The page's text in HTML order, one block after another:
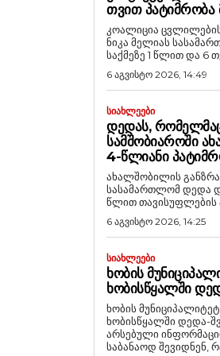
ᲗᲕᲘᲗ ᲞᲐᲢᲘᲛᲠᲝᲑᲐ
კოალიცია
ნიკა მელიას
საქმეზე 1 წლით და 6
6 აგვისტო 2026, 14:49
ᲡᲘᲐᲮᲚᲔᲔᲑᲘ
ᲓᲔᲓᲐᲡ,
ᲡᲐᲛᲨᲝᲑᲘᲐᲠᲝᲨᲘ
4-ᲬᲚᲘᲐᲜᲘ
ახალშობილის
სასამართლომ დედა
წლით თავისუფლების
6 აგვისტო 2026, 14:25
ᲡᲘᲐᲮᲚᲔᲔᲑᲘ
ᲮᲝᲑᲘᲡ
ᲮᲝᲑᲘᲡᲬᲧᲐᲚᲨᲘ
ხობის
ხობისწყალში დედა-
არსებული
საბანაოდ შევიდნენ,